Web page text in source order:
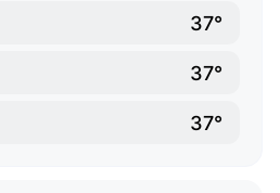
37°
37°
37°